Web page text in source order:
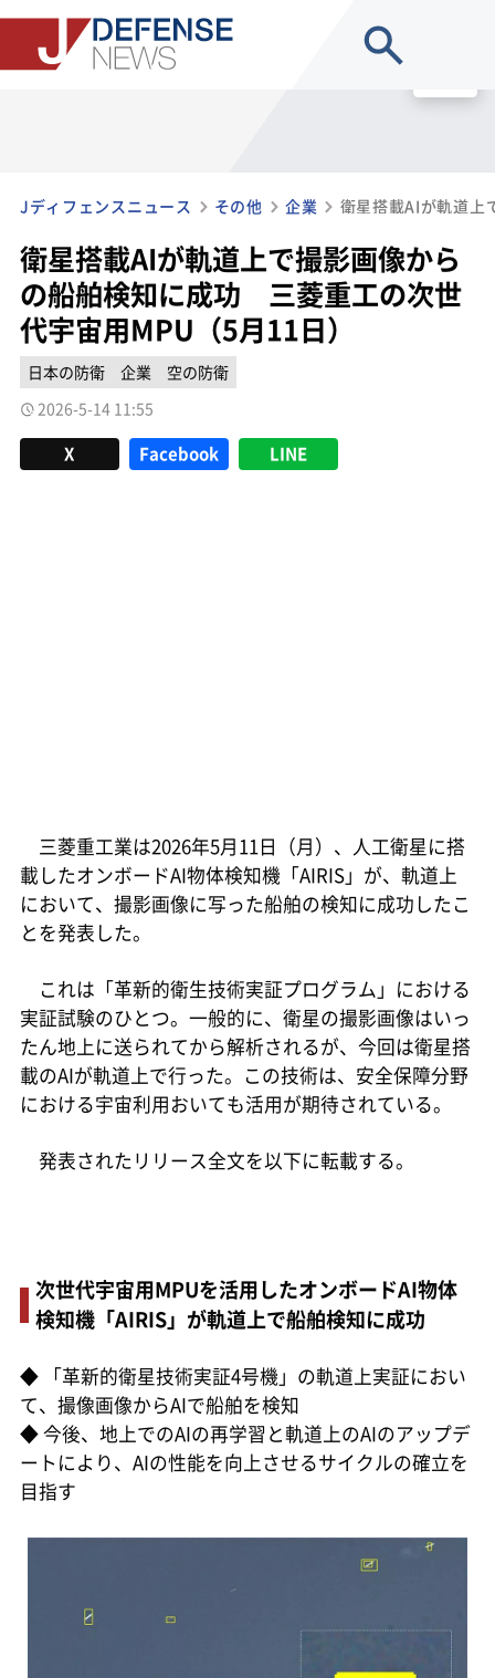
Jディフェンスニュース その他 企業
衛星搭載AIが軌道上で撮影画像から
の船舶検知に成功 三菱重工の次世
代宇宙用MPU（5月11日）
日本の防衛 企業
空の防衛
2026-5-14 11:55
X Facebook LINE
三菱重工業は2026年5月11日（月）、人工衛星に搭
載したオンボードAI物体検知機「AIRIS」が、軌道上
において、撮影画像に写った船舶の検知に成功したこ
とを発表した。
これは「革新的衛生技術実証プログラム」における
実証試験のひとつ。一般的に、衛星の撮影画像はいっ
たん地上に送られてから解析されるが、今回は衛星搭
載のAIが軌道上で行った。この技術は、安全保障分野
における宇宙利用おいても活用が期待されている。
発表されたリリース全文を以下に転載する。
次世代宇宙用MPUを活用したオンボードAI物体
検知機「AIRIS」が軌道上で船舶検知に成功
◆「革新的衛星技術実証4号機」の軌道上実証におい
て、撮像画像からAIで船舶を検知
◆今後、地上でのAIの再学習と軌道上のAIのアップデ
ートにより、AIの性能を向上させるサイクルの確立を
目指す